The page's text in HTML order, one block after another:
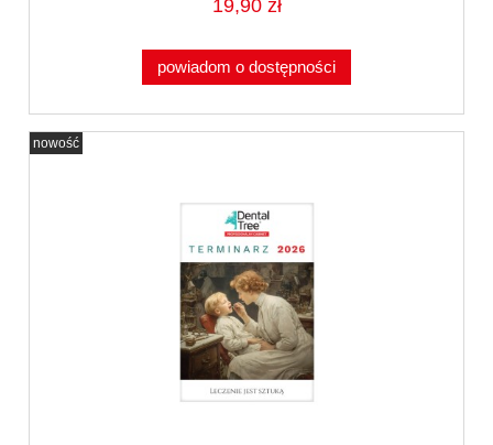
19,90 zł
powiadom o dostępności
nowość